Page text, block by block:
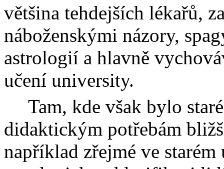
většina tehdejších lékařů,
náboženskými názory,
astrologií a hlavně
učení university.
Tam, kde však bylo
didaktickým potřebám
například zřejmé ve